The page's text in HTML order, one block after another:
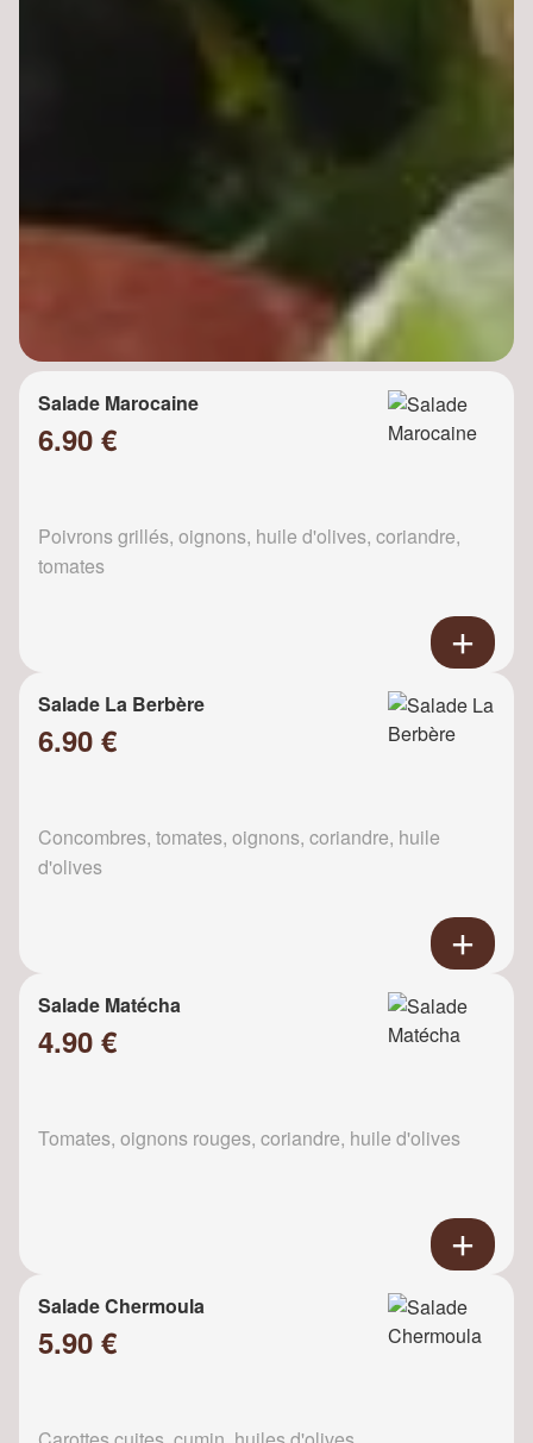
Salade Marocaine
6.90 €
Poivrons grillés, oignons, huile d'olives, coriandre,
tomates
Salade La Berbère
6.90 €
Concombres, tomates, oignons, coriandre, huile
d'olives
Salade Matécha
4.90 €
Tomates, oignons rouges, coriandre, huile d'olives
Salade Chermoula
5.90 €